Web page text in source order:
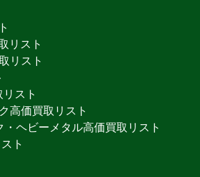
リスト
リスト
スト
高価買取リスト
・ヘビーメタル高価買取リスト
ト